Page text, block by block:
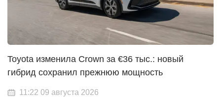
Toyota изменила Crown за €36 тыс.: новый
гибрид сохранил прежнюю мощность
11:22 09 августа 2026